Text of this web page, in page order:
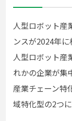
⼈型ロボット産
ンスが2024年に
⼈型ロボット産
れかの企業が集
産業チェーン特
域特化型の2つ